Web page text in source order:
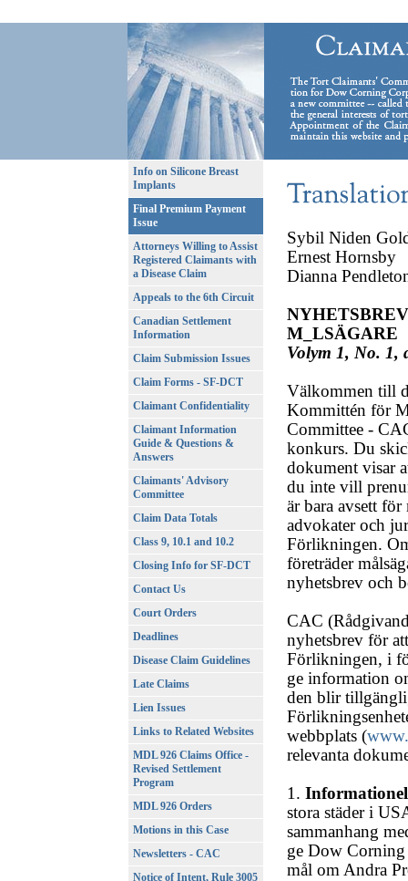
Info on Silicone Breast
Implants
Final Premium Payment
Issue
Attorneys Willing to Assist
Registered Claimants with
a Disease Claim
Appeals to the 6th Circuit
Canadian Settlement
Information
Claim Submission Issues
Claim Forms - SF-DCT
Claimant Confidentiality
Claimant Information
Guide & Questions &
Answers
Claimants' Advisory
Committee
Claim Data Totals
Class 9, 10.1 and 10.2
Closing Info for SF-DCT
Contact Us
Court Orders
Deadlines
Disease Claim Guidelines
Late Claims
Lien Issues
Links to Related Websites
MDL 926 Claims Office -
Revised Settlement
Program
MDL 926 Orders
Motions in this Case
Newsletters - CAC
Notice of Intent, Rule 3005
Sybil Niden
Ernest Hornsby
Dianna
M_LSÄGARE
Volym 1, No. 1,
Välkommen till
Kommittén för
Committee -
konkurs. Du
dokument visar
du inte vill
är bara avsett
advokater och
Förlikningen.
företräder
nyhetsbrev och
CAC
nyhetsbrev för
Förlikningen, i
ge information
den blir
webbplats (
relevanta
1.
stora städer i
sammanhang
ge Dow Corning
mål om Andra